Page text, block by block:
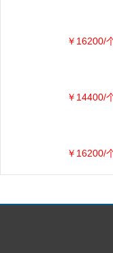
￥16200/
￥14400/
￥16200/